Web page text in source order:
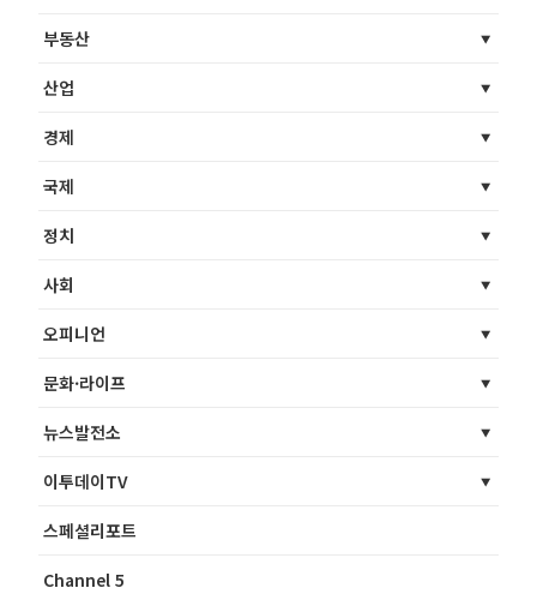
부동산
산업
경제
국제
정치
사회
오피니언
문화·라이프
뉴스발전소
이투데이TV
스페셜리포트
Channel 5